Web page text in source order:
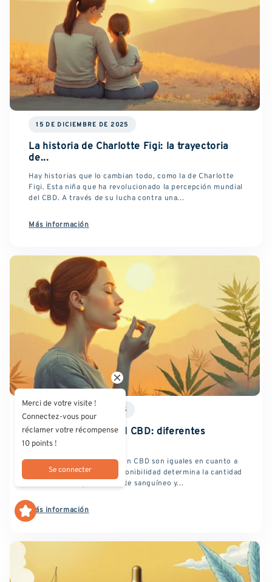
15 DE DICIEMBRE DE 2025
La historia de Charlotte Figi: la trayectoria
de...
Hay historias que lo cambian todo, como la de Charlotte
Figi. Esta niña que ha revolucionado la percepción mundial
del CBD. A través de su lucha contra una...
Más información
11 DE DICIEMBRE DE 2025
Biodisponibilidad del CBD: diferentes
enfoques...
No todos los productos con CBD son iguales en cuanto a
su eficacia real. La biodisponibilidad determina la cantidad
de CBD que llega al torrente sanguíneo y...
Más información
Merci de votre visite !
Connectez-vous pour
réclamer votre récompense
10 points !
Se connecter